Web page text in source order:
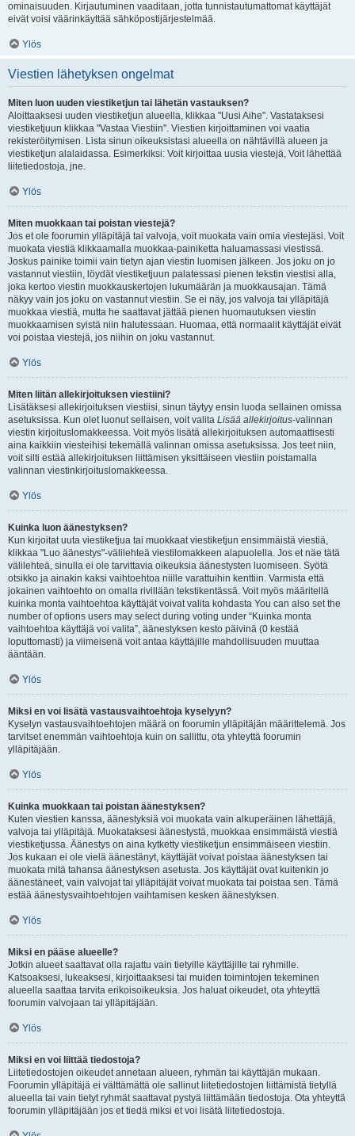
ominaisuuden. Kirjautuminen vaaditaan, jotta tunnistautumattomat käyttäjät
eivät voisi väärinkäyttää sähköpostijärjestelmää.
Ylös
Viestien lähetyksen ongelmat
Miten luon uuden viestiketjun tai lähetän vastauksen?
Aloittaaksesi uuden viestiketjun alueella, klikkaa "Uusi Aihe". Vastataksesi
viestiketjuun klikkaa "Vastaa Viestiin". Viestien kirjoittaminen voi vaatia
rekisteröitymisen. Lista sinun oikeuksistasi alueella on nähtävillä alueen ja
viestiketjun alalaidassa. Esimerkiksi: Voit kirjoittaa uusia viestejä, Voit lähettää
liitetiedostoja, jne.
Ylös
Miten muokkaan tai poistan viestejä?
Jos et ole foorumin ylläpitäjä tai valvoja, voit muokata vain omia viestejäsi. Voit
muokata viestiä klikkaamalla muokkaa-painiketta haluamassasi viestissä.
Joskus painike toimii vain tietyn ajan viestin luomisen jälkeen. Jos joku on jo
vastannut viestiin, löydät viestiketjuun palatessasi pienen tekstin viestisi alla,
joka kertoo viestin muokkauskertojen lukumäärän ja muokkausajan. Tämä
näkyy vain jos joku on vastannut viestiin. Se ei näy, jos valvoja tai ylläpitäjä
muokkaa viestiä, mutta he saattavat jättää pienen huomautuksen viestin
muokkaamisen syistä niin halutessaan. Huomaa, että normaalit käyttäjät eivät
voi poistaa viestejä, jos niihin on joku vastannut.
Ylös
Miten liitän allekirjoituksen viestiini?
Lisätäksesi allekirjoituksen viestiisi, sinun täytyy ensin luoda sellainen omissa
asetuksissa. Kun olet luonut sellaisen, voit valita Lisää allekirjoitus-valinnan
viestin kirjoituslomakkeessa. Voit myös lisätä allekirjoituksen automaattisesti
aina kaikkiin viesteihisi tekemällä valinnan omissa asetuksissa. Jos teet niin,
voit silti estää allekirjoituksen liittämisen yksittäiseen viestiin poistamalla
valinnan viestinkirjoituslomakkeessa.
Ylös
Kuinka luon äänestyksen?
Kun kirjoitat uuta viestiketjua tai muokkaat viestiketjun ensimmäistä viestiä,
klikkaa "Luo äänestys"-välilehteä viestilomakkeen alapuolella. Jos et näe tätä
välilehteä, sinulla ei ole tarvittavia oikeuksia äänestysten luomiseen. Syötä
otsikko ja ainakin kaksi vaihtoehtoa niille varattuihin kenttiin. Varmista että
jokainen vaihtoehto on omalla rivillään tekstikentässä. Voit myös määritellä
kuinka monta vaihtoehtoa käyttäjät voivat valita kohdasta You can also set the
number of options users may select during voting under “Kuinka monta
vaihtoehtoa käyttäjä voi valita”, äänestyksen kesto päivinä (0 kestää
loputtomasti) ja viimeisenä voit antaa käyttäjille mahdollisuuden muuttaa
ääntään.
Ylös
Miksi en voi lisätä vastausvaihtoehtoja kyselyyn?
Kyselyn vastausvaihtoehtojen määrä on foorumin ylläpitäjän määrittelemä. Jos
tarvitset enemmän vaihtoehtoja kuin on sallittu, ota yhteyttä foorumin
ylläpitäjään.
Ylös
Kuinka muokkaan tai poistan äänestyksen?
Kuten viestien kanssa, äänestyksiä voi muokata vain alkuperäinen lähettäjä,
valvoja tai ylläpitäjä. Muokataksesi äänestystä, muokkaa ensimmäistä viestiä
viestiketjussa. Äänestys on aina kytketty viestiketjun ensimmäiseen viestiin.
Jos kukaan ei ole vielä äänestänyt, käyttäjät voivat poistaa äänestyksen tai
muokata mitä tahansa äänestyksen asetusta. Jos käyttäjät ovat kuitenkin jo
äänestäneet, vain valvojat tai ylläpitäjät voivat muokata tai poistaa sen. Tämä
estää äänestysvaihtoehtojen vaihtamisen kesken äänestyksen.
Ylös
Miksi en pääse alueelle?
Jotkin alueet saattavat olla rajattu vain tietyille käyttäjille tai ryhmille.
Katsoaksesi, lukeaksesi, kirjoittaaksesi tai muiden toimintojen tekeminen
alueella saattaa tarvita erikoisoikeuksia. Jos haluat oikeudet, ota yhteyttä
foorumin valvojaan tai ylläpitäjään.
Ylös
Miksi en voi liittää tiedostoja?
Liitetiedostojen oikeudet annetaan alueen, ryhmän tai käyttäjän mukaan.
Foorumin ylläpitäjä ei välttämättä ole sallinut liitetiedostojen liittämistä tietyllä
alueella tai vain tietyt ryhmät saattavat pystyä liittämään tiedostoja. Ota yhteyttä
foorumin ylläpitäjään jos et tiedä miksi et voi lisätä liitetiedostoja.